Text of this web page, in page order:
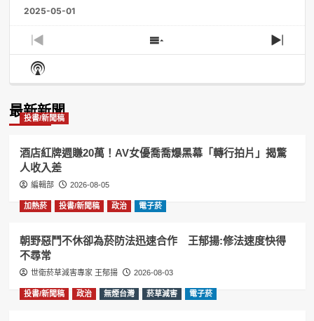
2025-05-01
Previous
Episode
Show
Episodes
Next
Show
Podcast
最新新聞
投書/新聞稿
酒店紅牌週賺20萬！AV女優喬喬爆黑幕「轉行拍片」揭驚
人收入差
編輯部 2026-08-05
加熱菸 投書/新聞稿 政治 電子菸
朝野惡鬥不休卻為菸防法迅速合作 王郁揚:修法速度快得
不尋常
世衛菸草減害專家 王郁揚 2026-08-03
投書/新聞稿 政治 無煙台灣 菸草減害 電子菸